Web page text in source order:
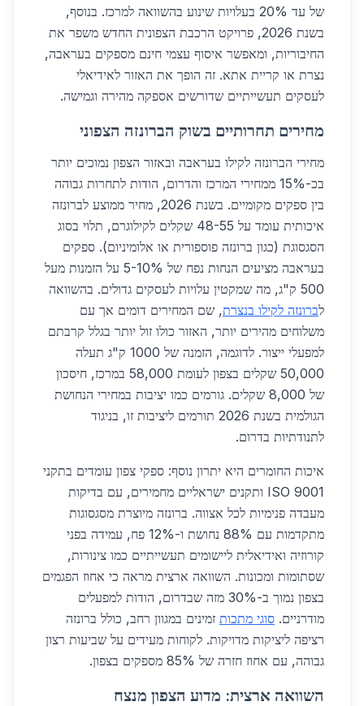
של עד 20% בעלויות שינוע בהשוואה למרכז. בנוסף,
בשנת 2026, פרויקט הרכבת הצפונית החדש משפר את
החיבוריות, ומאפשר איסוף עצמי חינם מספקים בעראבה,
נצרת או קריית אתא. זה הופך את האזור לאידיאלי
לעסקים תעשייתיים שדורשים אספקה מהירה וגמישה.
מחירים תחרותיים בשוק הברונזה הצפוני
מחירי הברונזה לקילו בעראבה ובאזור הצפון נמוכים יותר
בכ-15% ממחירי המרכז והדרום, הודות לתחרות גבוהה
בין ספקים מקומיים. בשנת 2026, מחיר ממוצע לברונזה
איכותית עומד על 48-55 שקלים לקילוגרם, תלוי בסוג
הסגסוגת (כגון ברונזה פוספורית או אלומיניום). ספקים
בעראבה מציעים הנחות נפח של 5-10% על הזמנות מעל
500 ק"ג, מה שמקטין עלויות לעסקים גדולים. בהשוואה
לברונזה לקילו בנצרת, שם המחירים דומים אך עם
משלוחים מהירים יותר, האזור כולו זול יותר בגלל קרבתם
למפעלי ייצור. לדוגמה, הזמנה של 1000 ק"ג תעלה
50,000 שקלים בצפון לעומת 58,000 במרכז, חיסכון
של 8,000 שקלים. גורמים כמו יציבות במחירי הנחושת
הגולמית בשנת 2026 תורמים ליציבות זו, בניגוד
לתנודתיות בדרום.
איכות החומרים היא יתרון נוסף: ספקי צפון עומדים בתקני
ISO 9001 ותקנים ישראליים מחמירים, עם בדיקות
מעבדה פנימיות לכל אצווה. ברונזה מיוצרת מסגסוגות
מתקדמות עם 88% נחושת ו-12% פח, עמידה בפני
קורוזיה ואידיאלית ליישומים תעשייתיים כמו צינורות,
שסתומות ומכונות. השוואה ארצית מראה כי אחוז הפגמים
בצפון נמוך ב-30% מזה שבדרום, הודות למפעלים
מודרניים. סוגי מתכות זמינים במגוון רחב, כולל ברונזה
רציפה ליציקות מדויקות. לקוחות מעידים על שביעות רצון
גבוהה, עם אחוז חזרה של 85% מספקים בצפון.
השוואה ארצית: מדוע הצפון מנצח